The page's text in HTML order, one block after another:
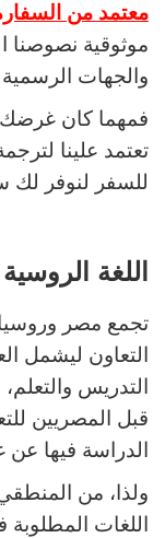
معتمد من
موثوقية نصوصنا
والجهات
فمهما كان غرضك
تعتمد علينا
للسفر لنوفر لك
اللغة الروسية
تجمع مصر وروسيا
التعاون ليشمل
التدريس
قبل المصريين
الدراسة فيها عن
ولذا، من
اللغات